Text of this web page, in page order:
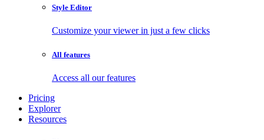
Style Editor
Customize your viewer in just a few clicks
All features
Access all our features
Pricing
Explorer
Resources